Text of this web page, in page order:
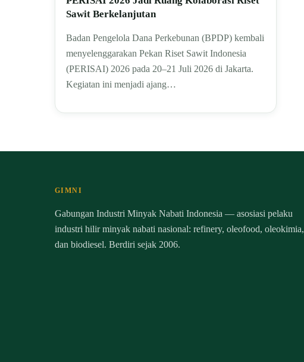
Sawit Berkelanjutan
Badan Pengelola Dana Perkebunan (BPDP) kembali
menyelenggarakan Pekan Riset Sawit Indonesia
(PERISAI) 2026 pada 20–21 Juli 2026 di Jakarta.
Kegiatan ini menjadi ajang…
GIMNI
Gabungan Industri Minyak Nabati Indonesia — asosiasi pelaku
industri hilir minyak nabati nasional: refinery, oleofood, oleokimia,
dan biodiesel. Berdiri sejak 2006.